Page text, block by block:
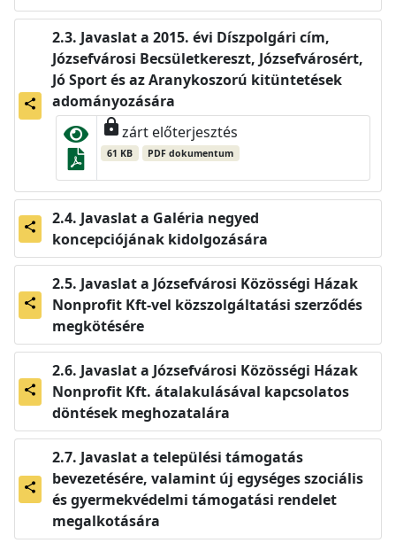
share
Javaslat a 2015. évi Díszpolgári cím,
Józsefvárosi Becsületkereszt, Józsefvárosért,
Jó Sport és az Aranykoszorú kitüntetések
adományozására
lockzárt előterjesztés
61 KB PDF dokumentum
share
Javaslat a Galéria negyed
koncepciójának kidolgozására
share
Javaslat a Józsefvárosi Közösségi Házak
Nonprofit Kft-vel közszolgáltatási szerződés
megkötésére
share
Javaslat a Józsefvárosi Közösségi Házak
Nonprofit Kft. átalakulásával kapcsolatos
döntések meghozatalára
share
Javaslat a települési támogatás
bevezetésére, valamint új egységes szociális
és gyermekvédelmi támogatási rendelet
megalkotására